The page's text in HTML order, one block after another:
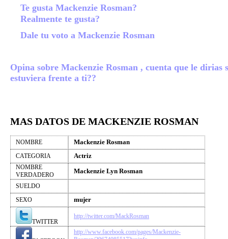
Te gusta Mackenzie Rosman?
Realmente te gusta?
Dale tu voto a Mackenzie Rosman
Opina sobre Mackenzie Rosman , cuenta que le dirias
estuviera frente a ti??
MAS DATOS DE MACKENZIE ROSMAN
NOMBRE Mackenzie Rosman
CATEGORIA Actriz
NOMBRE
VERDADERO
Mackenzie Lyn Rosman
SUELDO
SEXO
mujer
TWITTER
http://twitter.com/MackRosman
http://www.facebook.com/pages/Mackenzie-